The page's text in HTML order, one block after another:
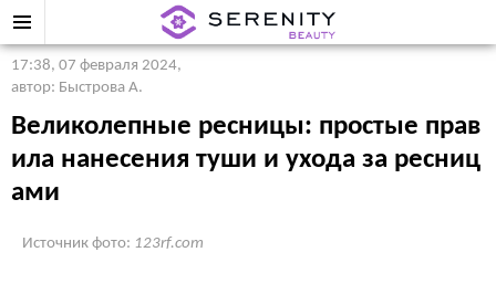
17:38, 07 февраля 2024,
автор: Быстрова А.
Великолепные ресницы: простые прав
ила нанесения туши и ухода за ресниц
ами
Источник фото: 123rf.com